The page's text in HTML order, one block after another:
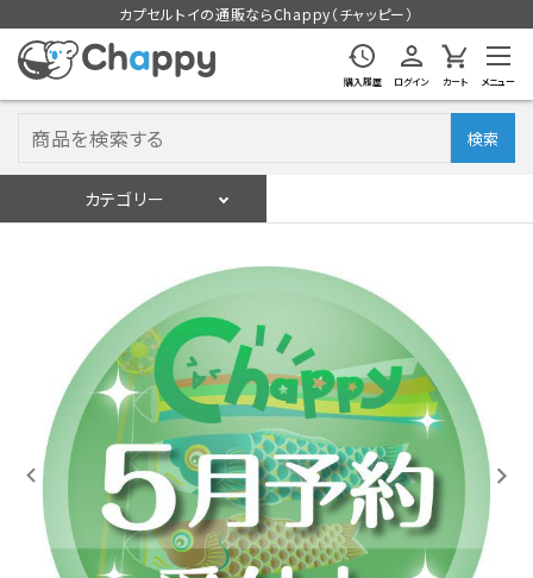
カプセルトイの通販ならChappy（チャッピー）
購入履歴 ログイン カート メニュー
検索
カテゴリー
入荷スケジュールをチェック
カプセルトイマシン本体
カプセルトイ
販促用空カプセル